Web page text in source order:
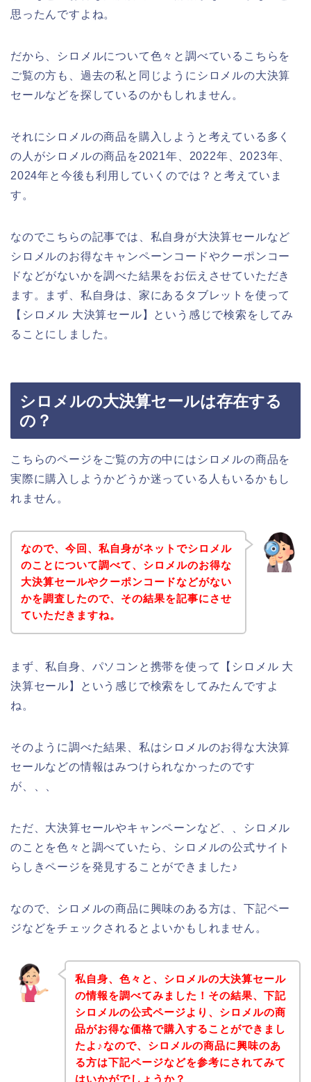
思ったんですよね。
だから、シロメルについて色々と調べているこちらを
ご覧の方も、過去の私と同じようにシロメルの大決算
セールなどを探しているのかもしれません。
それにシロメルの商品を購入しようと考えている多く
の人がシロメルの商品を2021年、2022年、2023年、
2024年と今後も利用していくのでは？と考えていま
す。
なのでこちらの記事では、私自身が大決算セールなど
シロメルのお得なキャンペーンコードやクーポンコー
ドなどがないかを調べた結果をお伝えさせていただき
ます。まず、私自身は、家にあるタブレットを使って
【シロメル 大決算セール】という感じで検索をしてみ
ることにしました。
シロメルの大決算セールは存在する
の？
こちらのページをご覧の方の中にはシロメルの商品を
実際に購入しようかどうか迷っている人もいるかもし
れません。
なので、今回、私自身がネットでシロメル
のことについて調べて、シロメルのお得な
大決算セールやクーポンコードなどがない
かを調査したので、その結果を記事にさせ
ていただきますね。
まず、私自身、パソコンと携帯を使って【シロメル 大
決算セール】という感じで検索をしてみたんですよ
ね。
そのように調べた結果、私はシロメルのお得な大決算
セールなどの情報はみつけられなかったのです
が、、、
ただ、大決算セールやキャンペーンなど、、シロメル
のことを色々と調べていたら、シロメルの公式サイト
らしきページを発見することができました♪
なので、シロメルの商品に興味のある方は、下記ペー
ジなどをチェックされるとよいかもしれません。
私自身、色々と、シロメルの大決算セール
の情報を調べてみました！その結果、下記
シロメルの公式ページより、シロメルの商
品がお得な価格で購入することができまし
たよ♪なので、シロメルの商品に興味のあ
る方は下記ページなどを参考にされてみて
はいかがでしょうか？